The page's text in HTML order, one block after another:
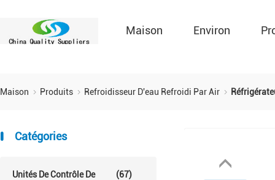
Maison Environ
Maison Produits Refroidisseur D'eau Refroidi Par Air
Catégories
Unités De Contrôle De
(67)